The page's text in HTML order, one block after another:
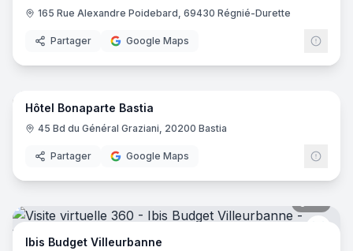
165 Rue Alexandre Poidebard, 69430 Régnié-Durette
Partager Google Maps
21
Hôtel Bonaparte Bastia
45 Bd du Général Graziani, 20200 Bastia
Partager Google Maps
Ibis
Ibis Budget Villeurbanne